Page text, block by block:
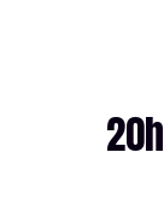
20h